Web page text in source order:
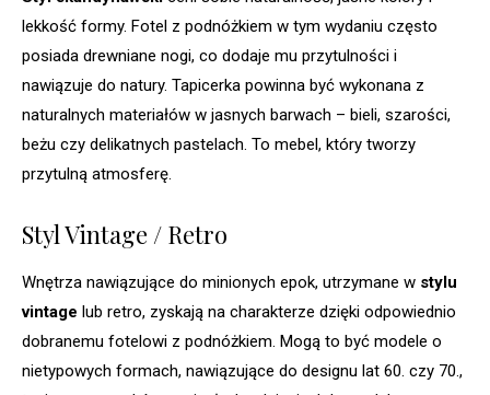
lekkość formy. Fotel z podnóżkiem w tym wydaniu często
posiada drewniane nogi, co dodaje mu przytulności i
nawiązuje do natury. Tapicerka powinna być wykonana z
naturalnych materiałów w jasnych barwach – bieli, szarości,
beżu czy delikatnych pastelach. To mebel, który tworzy
przytulną atmosferę.
Styl Vintage / Retro
Wnętrza nawiązujące do minionych epok, utrzymane w stylu
vintage lub retro, zyskają na charakterze dzięki odpowiednio
dobranemu fotelowi z podnóżkiem. Mogą to być modele o
nietypowych formach, nawiązujące do designu lat 60. czy 70.,